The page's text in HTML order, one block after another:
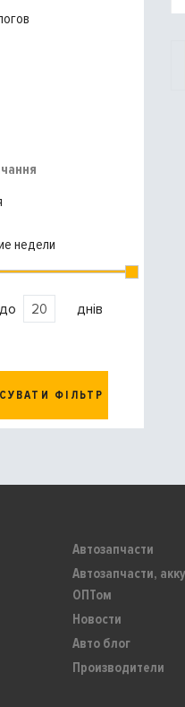
недели
до днів
ФІЛЬТР
Автозапчасти
Автозапчасти,
ОПТом
Новости
Авто блог
Производители